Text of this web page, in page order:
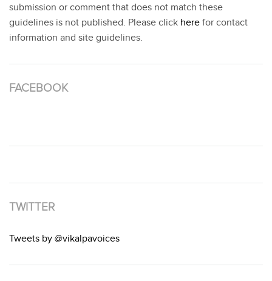
submission or comment that does not match these
guidelines is not published. Please click here for contact
information and site guidelines.
FACEBOOK
TWITTER
Tweets by @vikalpavoices